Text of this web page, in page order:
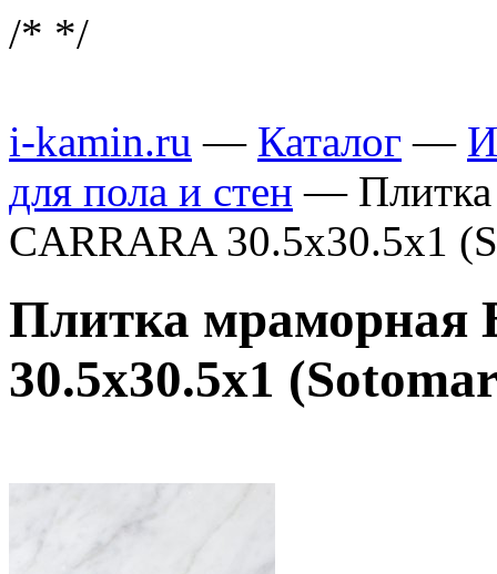
/* */
i-kamin.ru — Каталог —
для пола и стен —
CARRARA 30.5x30.5x1
Плитка мраморная
30.5x30.5x1